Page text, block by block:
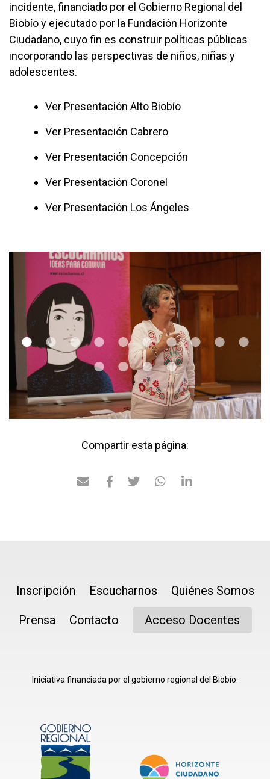
incidente, financiado por el Gobierno Regional del
Biobío y ejecutado por la Fundación Horizonte
Ciudadano, cuyo fin es construir políticas públicas
incorporando las perspectivas de niños, niñas y
adolescentes.
Ver Presentación Alto Biobío
Ver Presentación Cabrero
Ver Presentación Concepción
Ver Presentación Coronel
Ver Presentación Los Ángeles
• • • • • • • • • •
• • • •
Compartir esta página:
Inscripción Escucharnos Quiénes Somos
Prensa Contacto Acceso Docentes
Iniciativa financiada por el gobierno regional del Biobío.